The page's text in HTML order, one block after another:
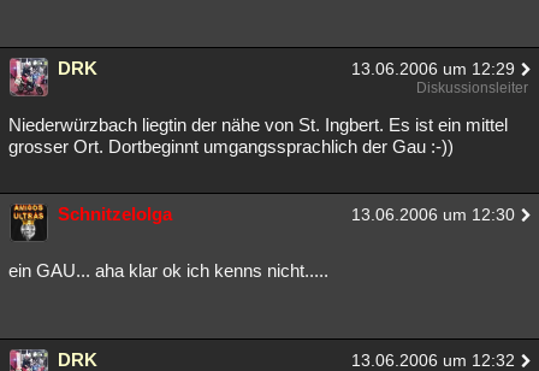
DRK 13.06.2006 um 12:29
Diskussionsleiter
Niederwürzbach liegtin der nähe von St. Ingbert. Es ist ein mittel
grosser Ort. Dortbeginnt umgangssprachlich der Gau :-))
Schnitzelolga 13.06.2006 um 12:30
ein GAU... aha klar ok ich kenns nicht.....
DRK 13.06.2006 um 12:32